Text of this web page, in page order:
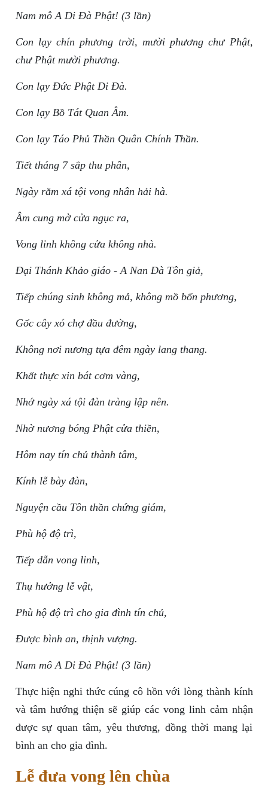
Nam mô A Di Đà Phật! (3 lần)
Con lạy chín phương trời, mười phương chư Phật,
chư Phật mười phương.
Con lạy Đức Phật Di Đà.
Con lạy Bồ Tát Quan Âm.
Con lạy Táo Phủ Thần Quân Chính Thần.
Tiết tháng 7 sắp thu phân,
Ngày rằm xá tội vong nhân hải hà.
Âm cung mở cửa ngục ra,
Vong linh không cửa không nhà.
Đại Thánh Khảo giáo - A Nan Đà Tôn giả,
Tiếp chúng sinh không mả, không mồ bốn phương,
Gốc cây xó chợ đầu đường,
Không nơi nương tựa đêm ngày lang thang.
Khất thực xin bát cơm vàng,
Nhớ ngày xá tội đàn tràng lập nên.
Nhờ nương bóng Phật cửa thiền,
Hôm nay tín chủ thành tâm,
Kính lễ bày đàn,
Nguyện cầu Tôn thần chứng giám,
Phù hộ độ trì,
Tiếp dẫn vong linh,
Thụ hưởng lễ vật,
Phù hộ độ trì cho gia đình tín chủ,
Được bình an, thịnh vượng.
Nam mô A Di Đà Phật! (3 lần)
Thực hiện nghi thức cúng cô hồn với lòng thành kính
và tâm hướng thiện sẽ giúp các vong linh cảm nhận
được sự quan tâm, yêu thương, đồng thời mang lại
bình an cho gia đình.
Lễ đưa vong lên chùa